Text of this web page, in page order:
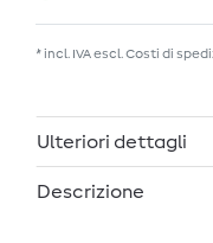
* incl. IVA escl.Costi di
Ulteriori dettagli
Descrizione